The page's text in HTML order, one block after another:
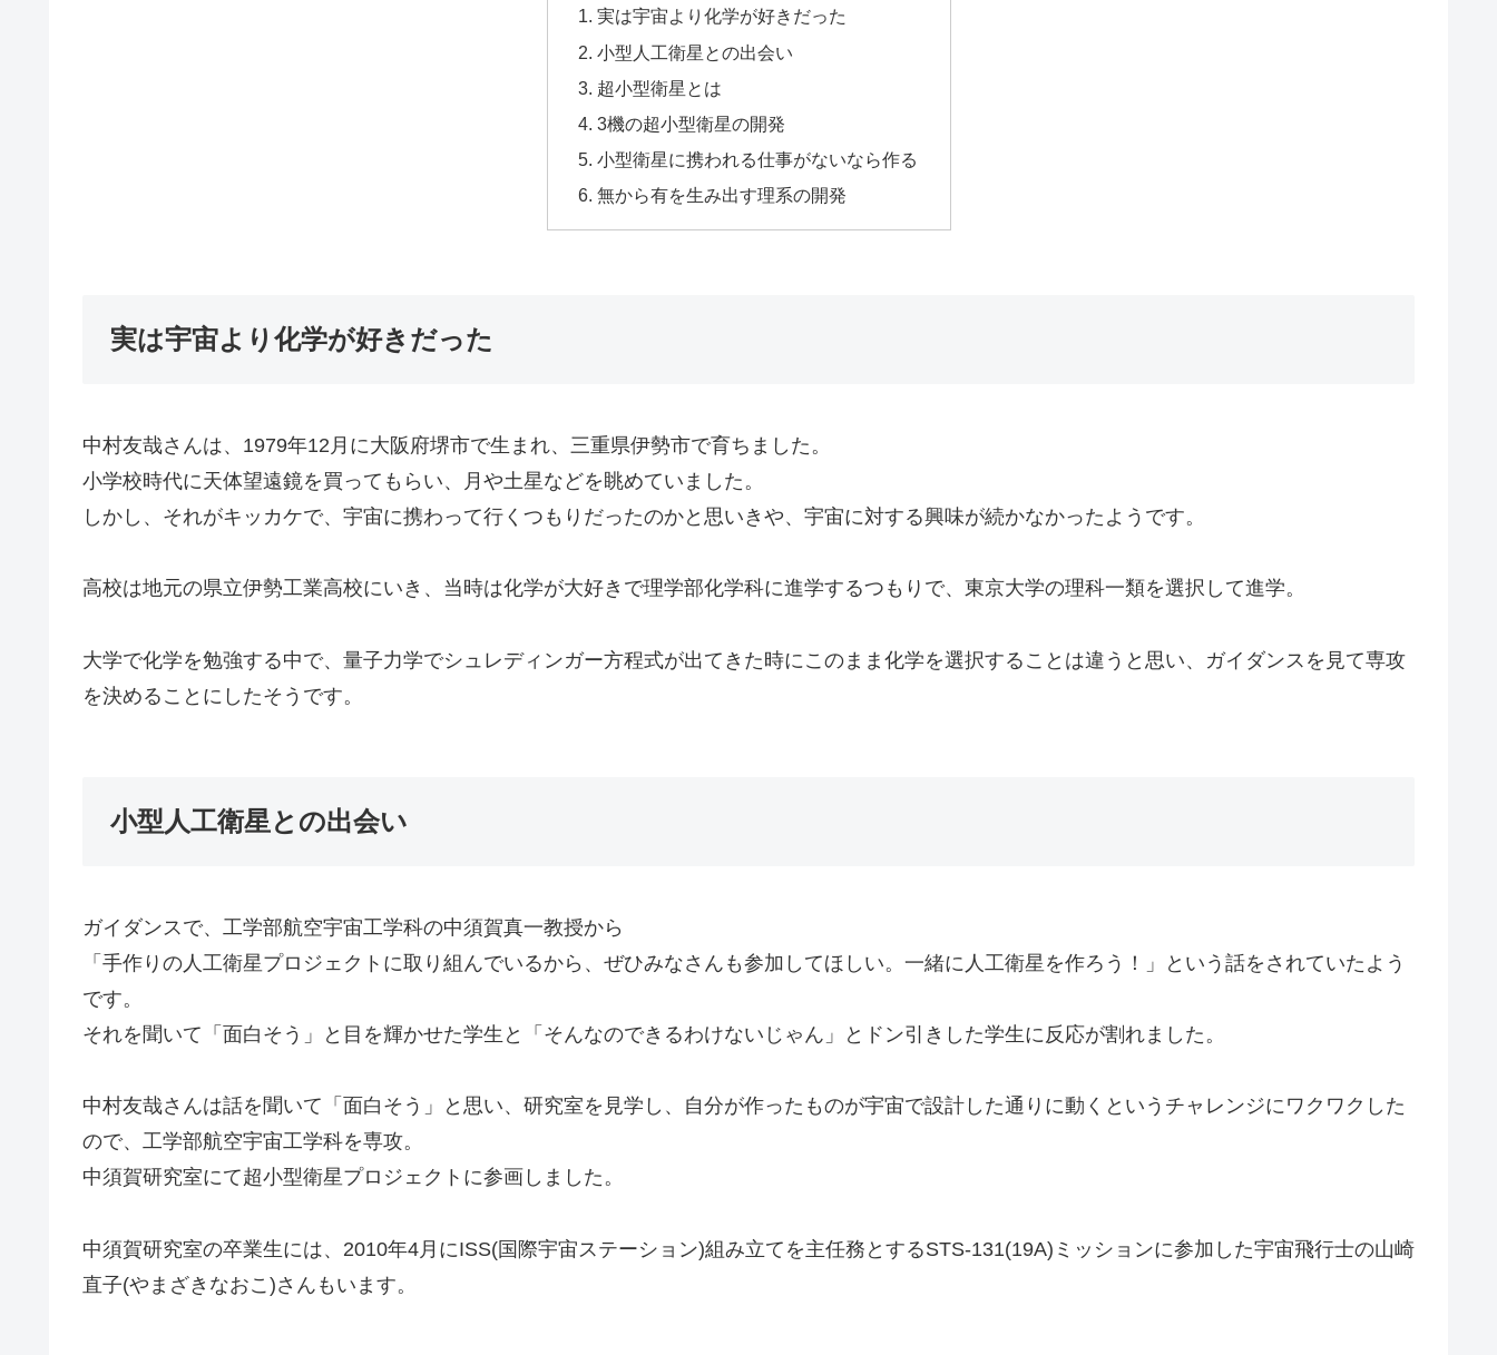
実は宇宙より化学が好きだった
小型人工衛星との出会い
超小型衛星とは
3機の超小型衛星の開発
小型衛星に携われる仕事がないなら作る
無から有を生み出す理系の開発
実は宇宙より化学が好きだった
中村友哉さんは、1979年12月に大阪府堺市で生まれ、三重県伊勢市で育ちました。
小学校時代に天体望遠鏡を買ってもらい、月や土星などを眺めていました。
しかし、それがキッカケで、宇宙に携わって行くつもりだったのかと思いきや、宇宙に対する興味が続かなかったようです。
高校は地元の県立伊勢工業高校にいき、当時は化学が大好きで理学部化学科に進学するつもりで、東京大学の理科一類を選択して進学。
大学で化学を勉強する中で、量子力学でシュレディンガー方程式が出てきた時にこのまま化学を選択することは違うと思い、ガイダンスを見て専攻
を決めることにしたそうです。
小型人工衛星との出会い
ガイダンスで、工学部航空宇宙工学科の中須賀真一教授から
「手作りの人工衛星プロジェクトに取り組んでいるから、ぜひみなさんも参加してほしい。一緒に人工衛星を作ろう！」という話をされていたよう
です。
それを聞いて「面白そう」と目を輝かせた学生と「そんなのできるわけないじゃん」とドン引きした学生に反応が割れました。
中村友哉さんは話を聞いて「面白そう」と思い、研究室を見学し、自分が作ったものが宇宙で設計した通りに動くというチャレンジにワクワクした
ので、工学部航空宇宙工学科を専攻。
中須賀研究室にて超小型衛星プロジェクトに参画しました。
中須賀研究室の卒業生には、2010年4月にISS(国際宇宙ステーション)組み立てを主任務とするSTS-131(19A)ミッションに参加した宇宙飛行士の山崎
直子(やまざきなおこ)さんもいます。